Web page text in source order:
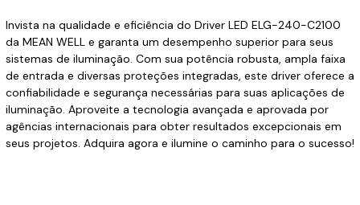
Invista na qualidade e eficiência do Driver LED ELG-240-C2100
da MEAN WELL e garanta um desempenho superior para seus
sistemas de iluminação. Com sua potência robusta, ampla faixa
de entrada e diversas proteções integradas, este driver oferece a
confiabilidade e segurança necessárias para suas aplicações de
iluminação. Aproveite a tecnologia avançada e aprovada por
agências internacionais para obter resultados excepcionais em
seus projetos. Adquira agora e ilumine o caminho para o sucesso!